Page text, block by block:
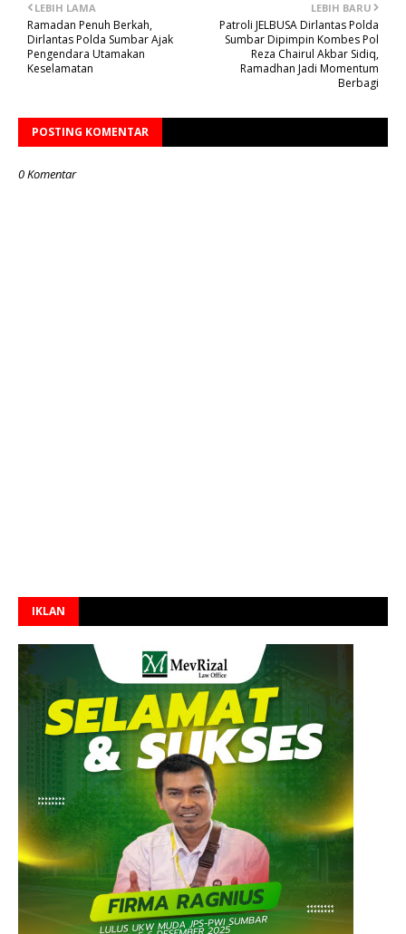
LEBIH BARU
Patroli JELBUSA Dirlantas Polda
Sumbar Dipimpin Kombes Pol
Reza Chairul Akbar Sidiq,
Ramadhan Jadi Momentum
Berbagi
LEBIH LAMA
Ramadan Penuh Berkah,
Dirlantas Polda Sumbar Ajak
Pengendara Utamakan
Keselamatan
POSTING KOMENTAR
0 Komentar
IKLAN